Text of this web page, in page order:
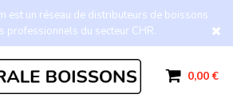
est un réseau de distributeurs de boissons
professionnels du secteur CHR.
0,00 €